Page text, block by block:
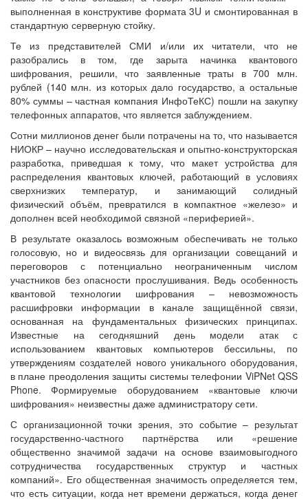
выполненная в конструктиве формата 3U и смонтированная в
стандартную серверную стойку.
Те из представителей СМИ и/или их читатели, что не
разобрались в том, где зарыта начинка квантового
шифрования, решили, что заявленные траты в 700 млн.
рублей (140 млн. из которых дало государство, а остальные
80% суммы – частная компания ИнфоТеКС) пошли на закупку
телефонных аппаратов, что является заблуждением.
Сотни миллионов денег были потрачены на то, что называется
НИОКР – научно исследовательская и опытно-конструкторская
разработка, приведшая к тому, что макет устройства для
распределения квантовых ключей, работающий в условиях
сверхнизких температур, и занимающий солидный
физический объём, превратился в компактное «железо» и
дополнен всей необходимой связной «периферией».
В результате оказалось возможным обеспечивать не только
голосовую, но и видеосвязь для организации совещаний и
переговоров с потенциально неограниченным числом
участников без опасности прослушивания. Ведь особенность
квантовой технологии шифрования – невозможность
расшифровки информации в канале защищённой связи,
основанная на фундаментальных физических принципах.
Известные на сегодняшний день модели атак с
использованием квантовых компьютеров бессильны, по
утверждениям создателей нового уникального оборудования,
в плане преодоления защиты системы телефонии ViPNet QSS
Phone. Формируемые оборудованием «квантовые ключи
шифрования» неизвестны даже администратору сети.
С организационной точки зрения, это событие – результат
государственно-частного партнёрства или «решение
общественно значимой задачи на основе взаимовыгодного
сотрудничества государственных структур и частных
компаний». Его общественная значимость определяется тем,
что есть ситуации, когда нет времени держаться, когда денег